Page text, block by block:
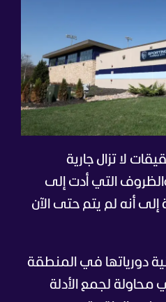
لا تزال جارية
التي أدت إلى
إلى أنه لم يتم حتى الآن
دورياتها في المنطقة
محاولة لجمع الأدلة